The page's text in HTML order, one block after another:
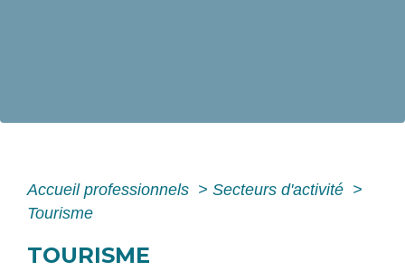
Accueil professionnels > Secteurs d'activité >
Tourisme
TOURISME